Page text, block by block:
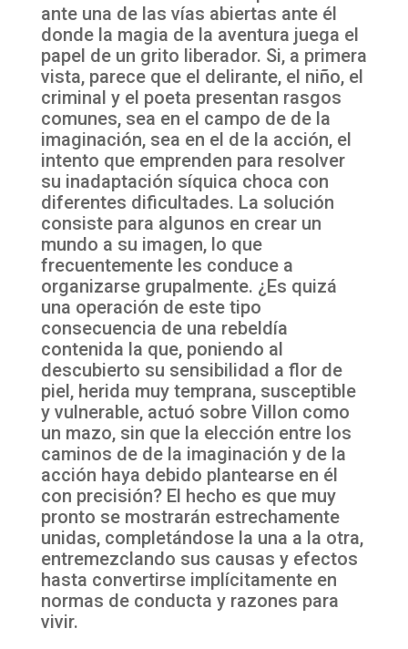
ante una de las vías abiertas ante él
donde la magia de la aventura juega el
papel de un grito liberador. Si, a primera
vista, parece que el delirante, el niño, el
criminal y el poeta presentan rasgos
comunes, sea en el campo de de la
imaginación, sea en el de la acción, el
intento que emprenden para resolver
su inadaptación síquica choca con
diferentes dificultades. La solución
consiste para algunos en crear un
mundo a su imagen, lo que
frecuentemente les conduce a
organizarse grupalmente. ¿Es quizá
una operación de este tipo
consecuencia de una rebeldía
contenida la que, poniendo al
descubierto su sensibilidad a flor de
piel, herida muy temprana, susceptible
y vulnerable, actuó sobre Villon como
un mazo, sin que la elección entre los
caminos de de la imaginación y de la
acción haya debido plantearse en él
con precisión? El hecho es que muy
pronto se mostrarán estrechamente
unidas, completándose la una a la otra,
entremezclando sus causas y efectos
hasta convertirse implícitamente en
normas de conducta y razones para
vivir.